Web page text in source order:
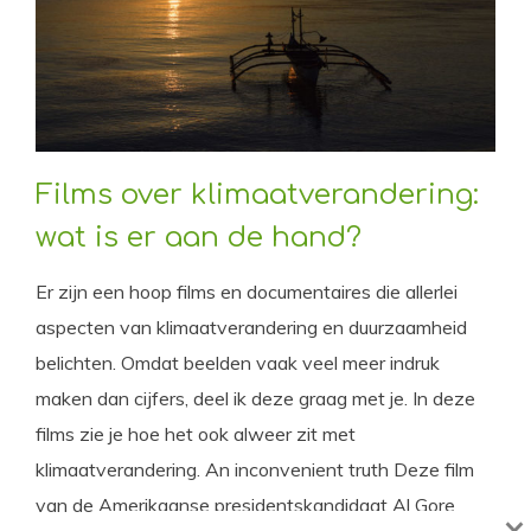
Films over klimaatverandering:
wat is er aan de hand?
Er zijn een hoop films en documentaires die allerlei
aspecten van klimaatverandering en duurzaamheid
belichten. Omdat beelden vaak veel meer indruk
maken dan cijfers, deel ik deze graag met je. In deze
films zie je hoe het ook alweer zit met
klimaatverandering. An inconvenient truth Deze film
van de Amerikaanse presidentskandidaat Al Gore